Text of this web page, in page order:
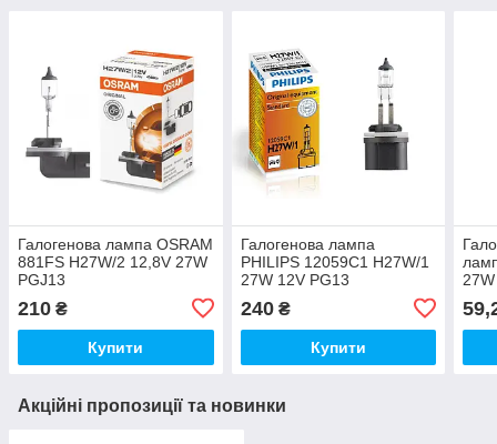
Галогенова лампа OSRAM
881FS H27W/2 12,8V 27W
PGJ13
210 ₴
Купити
Галогенова лампа
PHILIPS 12059C1 H27W/1
27W 12V PG13
240₴
Купити
Акційні пропозиції та новинки